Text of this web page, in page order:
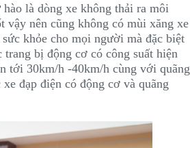
là dòng xe không thải ra môi
nên cũng không có mùi xăng xe
khỏe cho mọi người mà đặc biệt
bị động cơ có công suất hiện
tới 30km/h -40km/h cùng với quãng
đạp điện có động cơ và quãng